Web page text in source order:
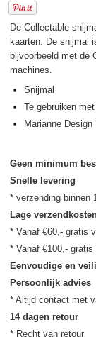
De Collectable
kaarten. De snijmal
bijvoorbeeld met de
machines.
Snijmal
Te gebruiken
Marianne Design
Geen minimum
Snelle levering
Lage
* Vanaf €60,- gratis
Eenvoudige en
Persoonlijk advies
14 dagen retour